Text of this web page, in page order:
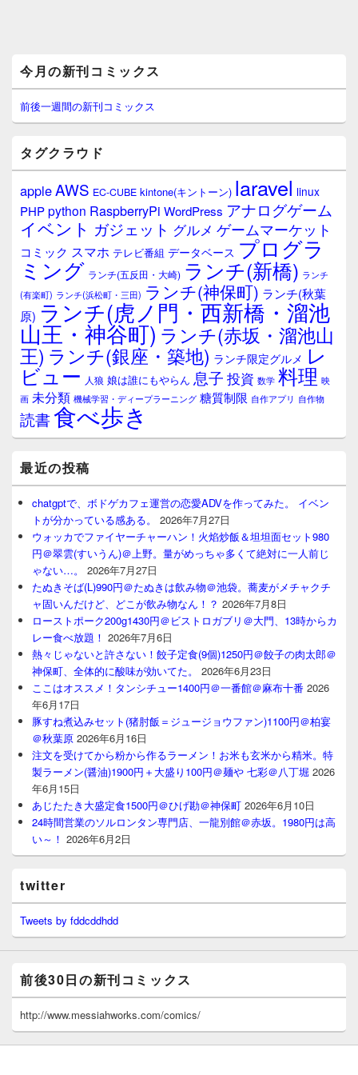
イ
ン
サ
イ
ウ
ィ
ジ
ェ
ア
今月の新刊コミックス
前後一週間の新刊コミックス
タグクラウド
appleAWS EC-CUBE kintone(キントーン) laravel linux
PHPpython RaspberryPi WordPress アナログゲーム
イベント ガジェット グルメ ゲームマーケット
コミック スマホ テレビ番組 データベース プログラ
ミング ランチ(五反田・大崎) ランチ(新橋) ランチ
(有楽町) ランチ(浜松町・三田) ランチ(神保町) ランチ(秋葉
原) ランチ(虎ノ門・西新橋・溜池
山王・神谷町) ランチ(赤坂・溜池山
王) ランチ(銀座・築地) ランチ限定グルメ レ
ビュー 人狼 娘は誰にもやらん 息子 投資 数学 料理 映
画 未分類 機械学習・ディープラーニング 糖質制限 自作アプリ 自作物
読書食べ歩き
最近の投稿
chatgptで、ボドゲカフェ運営の恋愛ADVを作ってみた。 イベン
トが分かっている感ある。
2026年7月27日
ウォッカでファイヤーチャーハン！火焰炒飯＆坦坦面セット980
円＠翠雲(すいうん)＠上野。量がめっちゃ多くて絶対に一人前じ
ゃない…。
2026年7月27日
たぬきそば(L)990円＠たぬきは飲み物＠池袋。蕎麦がメチャクチ
ャ固いんだけど、どこが飲み物なん！？ 2026年7月8日
ローストポーク200g1430円＠ビストロガブリ＠大門、13時からカ
レー食べ放題！ 2026年7月6日
熱々じゃないと許さない！餃子定食(9個)1250円＠餃子の肉太郎＠
神保町、全体的に酸味が効いてた。
2026年6月23日
ここはオススメ！タンシチュー1400円＠一番館＠麻布十番 2026
年6月17日
豚すね煮込みセット(猪肘飯＝ジュージョウファン)1100円＠柏宴
＠秋葉原 2026年6月16日
注文を受けてから粉から作るラーメン！お米も玄米から精米。特
製ラーメン(醤油)1900円＋大盛り100円＠麺や 七彩＠八丁堀 2026
年6月15日
あじたたき大盛定食1500円＠ひげ勘＠神保町 2026年6月10日
24時間営業のソルロンタン専門店、一龍別館＠赤坂。1980円は高
い～！ 2026年6月2日
twitter
Tweets by fddcddhdd
前後30日の新刊コミックス
http://www.messiahworks.com/comics/